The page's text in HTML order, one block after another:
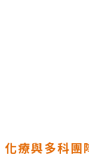
化療與多科